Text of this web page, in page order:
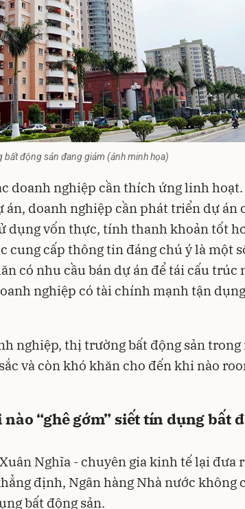
bất động sản đang giảm (ảnh minh họa)
doanh nghiệp cần thích ứng linh hoạt.
doanh nghiệp cần phát triển dự án
dụng vốn thực, tính thanh khoản tốt
cung cấp thông tin đáng chú ý là một
có nhu cầu bán dự án để tái cấu trúc
nghiệp có tài chính mạnh tận
nghiệp, thị trường bất động sản trong
và còn khó khăn cho đến khi nào
“ghê gớm” siết tín dụng bất
Xuân Nghĩa - chuyên gia kinh tế lại đưa
định, Ngân hàng Nhà nước không
bất động sản.